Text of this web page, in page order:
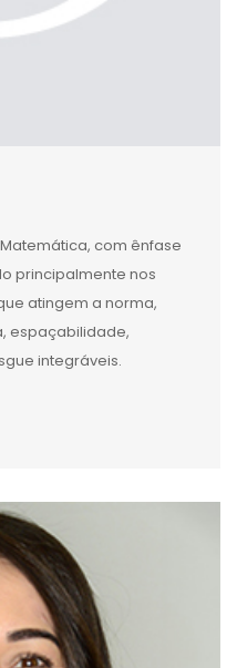
com ênfase
principalmente nos
atingem a norma,
espaçabilidade,
integráveis.